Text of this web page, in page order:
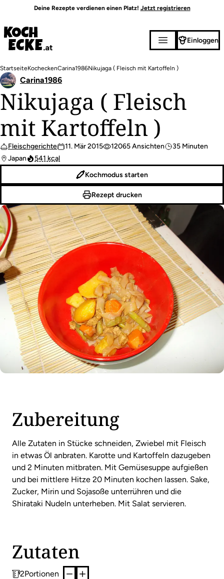
Inhalt
Deine Rezepte verdienen einen Platz! Jetzt registrieren
Einloggen
Pfadnavigation
StartseiteKocheckenCarina1986Nikujaga ( Fleisch mit Kartoffeln )
Nikujaga ( Fleisch
mit Kartoffeln )
Fleischgerichte 11. Mär 2015 12065 Ansichten
35 Minuten
Japan
541 kcal
Carina1986
Kochmodus starten
Rezept drucken
Zubereitung
Alle Zutaten in Stücke schneiden, Zwiebel mit Fleisch
in etwas Öl anbraten. Karotte und Kartoffeln dazugeben
und 2 Minuten mitbraten. Mit Gemüsesuppe aufgießen
und bei mittlere Hitze 20 Minuten kochen lassen. Sake,
Zucker, Mirin und Sojasoße unterrühren und die
Shirataki Nudeln unterheben. Mit Salat servieren.
Zutaten
2Portionen